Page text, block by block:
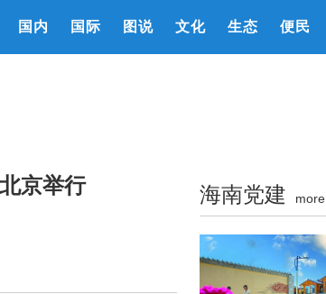
国内 国际 图说 文化 生态 便民
京举行 海南党建 more